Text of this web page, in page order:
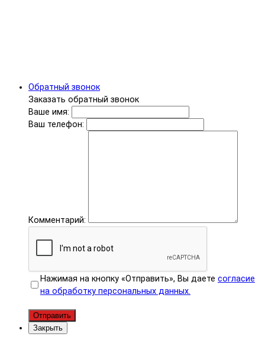
Обратный звонок
Заказать обратный звонок
Ваше имя:
Ваш телефон:
Комментарий:
Нажимая на кнопку «Отправить», Вы даете согласие
на обработку персональных данных.
Отправить
Закрыть